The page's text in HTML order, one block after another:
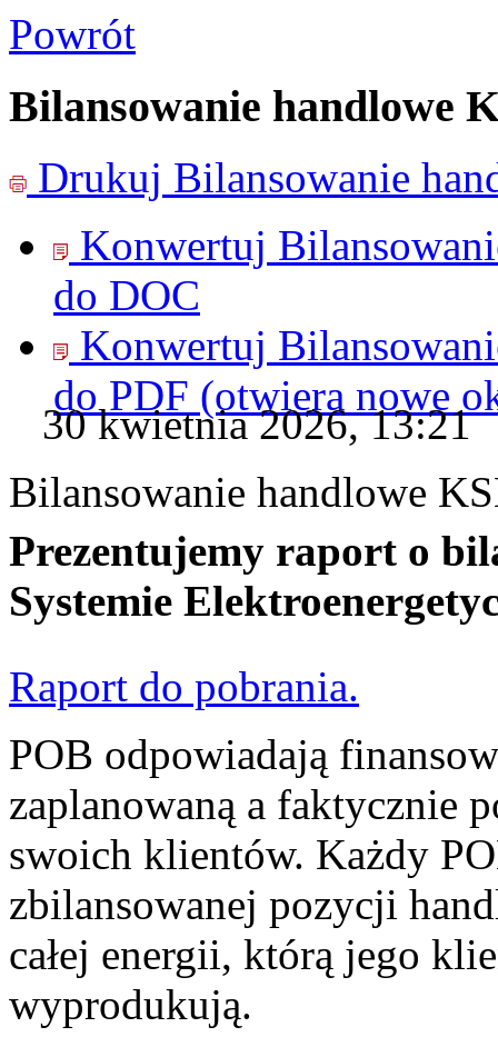
Powrót
Bilansowanie handlowe
Drukuj Bilansowanie
Konwertuj
do DOC
Konwertuj
do PDF (otwiera nowe
30 kwietnia 2026, 13:21
Bilansowanie handlowe
Prezentujemy raport o
Systemie
Raport do pobrania.
POB odpowiadają
zaplanowaną a faktycznie
swoich klientów. Każdy
zbilansowanej pozycji
całej energii, którą jego
wyprodukują.